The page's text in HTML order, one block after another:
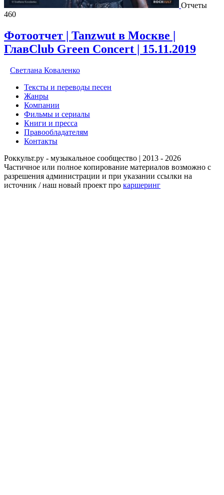
Отчеты
460
Фотоотчет | Tanzwut в Москве |
ГлавClub Green Concert | 15.11.2019
Светлана Коваленко
Тексты и переводы песен
Жанры
Компании
Фильмы и сериалы
Книги и пресса
Правообладателям
Контакты
Роккульт.ру - музыкальное сообщество | 2013 - 2026
Частичное или полное копирование материалов возможно с
разрешения администрации и при указании ссылки на
источник / наш новый проект про каршеринг